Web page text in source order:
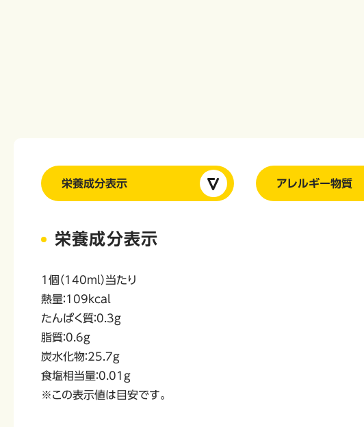
栄養成分表示 アレルギー物質
栄養成分表示
1個（140ml）当たり
熱量：109kcal
たんぱく質：0.3g
脂質：0.6g
炭水化物：25.7g
食塩相当量：0.01g
※この表示値は目安です。